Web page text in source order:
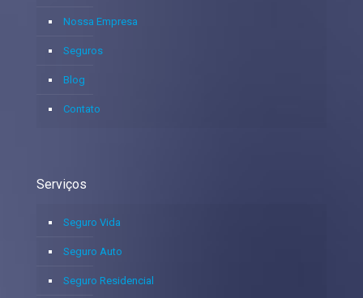
Nossa Empresa
Seguros
Blog
Contato
Serviços
Seguro Vida
Seguro Auto
Seguro Residencial